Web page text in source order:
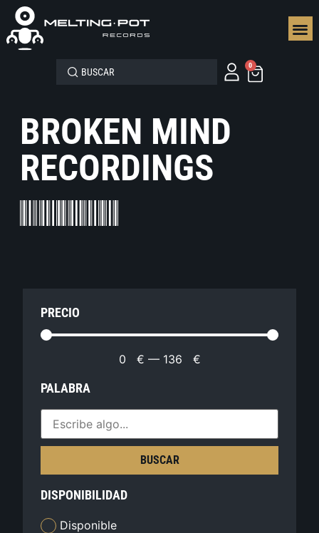
0
BROKEN MIND
RECORDINGS
PRECIO
0 € — 136 €
PALABRA
BUSCAR
DISPONIBILIDAD
Disponible